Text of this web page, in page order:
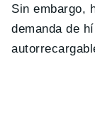
Sin embargo,
demanda de